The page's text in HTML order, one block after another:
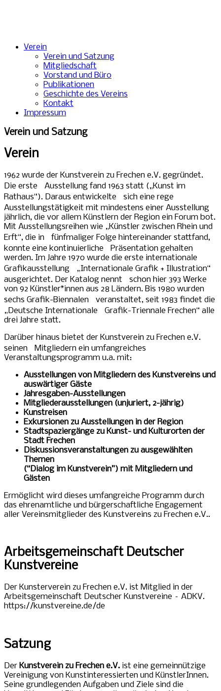
Verein
Verein und Satzung
Mitgliedschaft
Vorstand und Büro
Publikationen
Geschichte des Vereins
Kontakt
Impressum
Verein und Satzung
Verein
1962 wurde der Kunstverein zu Frechen e.V. gegründet.
Die erste Ausstellung fand 1963 statt („Kunst im
Rathaus“). Daraus entwickelte sich eine rege
Ausstellungstätigkeit mit mindestens einer Ausstellung
jährlich, die vor allem Künstlern der Region ein Forum bot.
Mit Ausstellungsreihen wie „Künstler zwischen Rhein und
Erft“, die in fünfmaliger Folge hintereinander stattfand,
konnte eine kontinuierliche Präsentation gehalten
werden. Im Jahre 1970 wurde die erste internationale
Grafikausstellung „Internationale Grafik + Illustration“
ausgerichtet. Der Katalog nennt schon hier 393 Werke
von 92 Künstler*innen aus 28 Ländern. Bis 1980 wurden
sechs Grafik-Biennalen veranstaltet, seit 1983 findet die
„Deutsche Internationale Grafik-Triennale Frechen“ alle
drei Jahre statt.
Darüber hinaus bietet der Kunstverein zu Frechen e.V.
seinen Mitgliedern ein umfangreiches
Veranstaltungsprogramm u.a. mit:
Ausstellungen von Mitgliedern des Kunstvereins und
auswärtiger Gäste
Jahresgaben-Ausstellungen
Mitgliederausstellungen (unjuriert, 2-jährig)
Kunstreisen
Exkursionen zu Ausstellungen in der Region
Stadtspaziergänge zu Kunst- und Kulturorten der
Stadt Frechen
Diskussionsveranstaltungen zu ausgewählten
Themen
(“Dialog im Kunstverein”) mit Mitgliedern und
Gästen
Ermöglicht wird dieses umfangreiche Programm durch
das ehrenamtliche und bürgerschaftliche Engagement
aller Vereinsmitglieder des Kunstvereins zu Frechen e.V..
Arbeitsgemeinschaft Deutscher
Kunstvereine
Der Kunsterverein zu Frechen e.V. ist Mitglied in der
Arbeitsgemeinschaft Deutscher Kunstvereine – ADKV.
https://kunstvereine.de/de
Satzung
Der Kunstverein zu Frechen e.V. ist eine gemeinnützige
Vereinigung von Kunstinteressierten und KünstlerInnen.
Seine grundlegenden Aufgaben und Ziele sind die